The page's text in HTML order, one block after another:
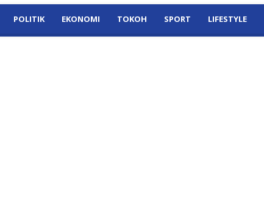
POLITIK EKONOMI TOKOH SPORT LIFESTYLE